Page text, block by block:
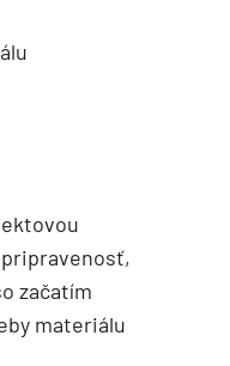
začatím
materiálu
3/2026